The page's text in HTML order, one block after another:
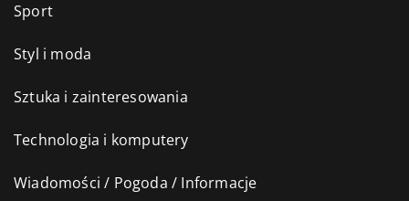
Sport
Styl i moda
Sztuka i zainteresowania
Technologia i komputery
Wiadomości / Pogoda / Informacje